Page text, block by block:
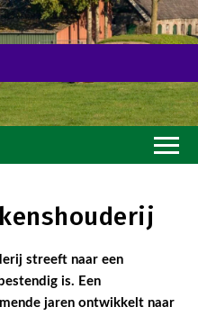
streeft naar een
is. Een
jaren ontwikkelt naar